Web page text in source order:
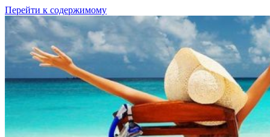
Перейти к содержимому